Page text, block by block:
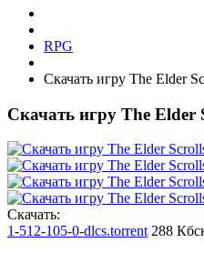
RPG
Скачать игру The Elder
Скачать игру The Elder
Cкачать:
1-512-105-0-dlcs.torrent 288 Кб